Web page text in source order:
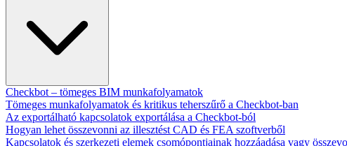
Checkbot – tömeges BIM munkafolyamatok
Tömeges munkafolyamatok és kritikus teherszűrő a Checkbot-ban
Az exportálható kapcsolatok exportálása a Checkbot-ból
Hogyan lehet összevonni az illesztést CAD és FEA szoftverből
Kapcsolatok és szerkezeti elemek csomópontjainak hozzáadása vagy